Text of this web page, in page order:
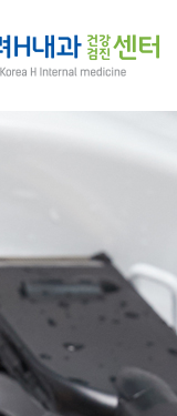
장내시경, 고려H내과
습니다. 그러나 이러
하는 소화기내과
최상의 진료로써 보답
간 pm 1:00 ~ pm 2:00